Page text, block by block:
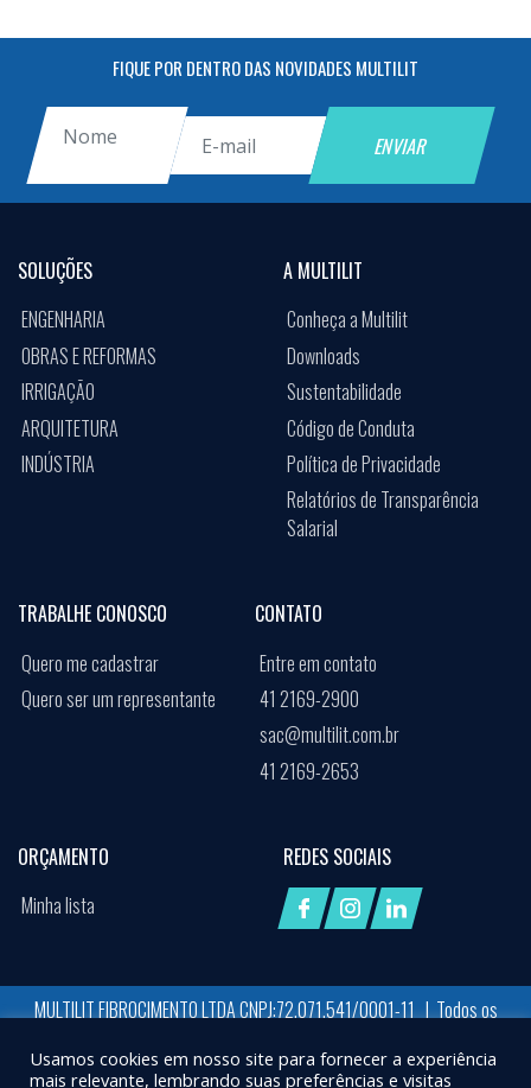
FIQUE POR DENTRO DAS NOVIDADES MULTILIT
SOLUÇÕES
ENGENHARIA
OBRAS E REFORMAS
IRRIGAÇÃO
ARQUITETURA
INDÚSTRIA
A MULTILIT
Conheça a Multilit
Downloads
Sustentabilidade
Código de Conduta
Política de Privacidade
Relatórios de Transparência
Salarial
ORÇAMENTO
Minha lista
TRABALHE CONOSCO
Quero me cadastrar
Quero ser um representante
CONTATO
Entre em contato
41 2169-2900
sac@multilit.com.br
41 2169-2653
REDES SOCIAIS
MULTILIT FIBROCIMENTO LTDA CNPJ:72.071.541/0001-11 | Todos os
Desenvolvido por:Job Space
Usamos cookies em nosso site para fornecer a experiência
mais relevante, lembrando suas preferências e visitas